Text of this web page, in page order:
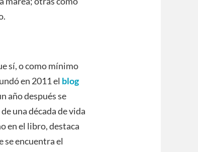
sí, o como mínimo
en 2011 el blog
año después se
una década de vida
en el libro, destaca
se encuentra el